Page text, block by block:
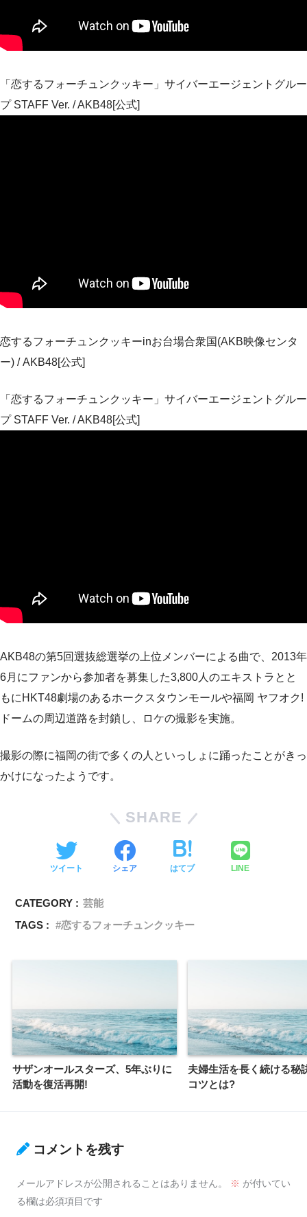
「恋するフォーチュンクッキー」サイバーエージェントグルー
プ STAFF Ver. / AKB48[公式]
恋するフォーチュンクッキーinお台場合衆国(AKB映像センタ
ー) / AKB48[公式]
「恋するフォーチュンクッキー」サイバーエージェントグルー
プ STAFF Ver. / AKB48[公式]
AKB48の第5回選抜総選挙の上位メンバーによる曲で、2013年
6月にファンから参加者を募集した3,800人のエキストラとと
もにHKT48劇場のあるホークスタウンモールや福岡 ヤフオク!
ドームの周辺道路を封鎖し、ロケの撮影を実施。
撮影の際に福岡の街で多くの人といっしょに踊ったことがきっ
かけになったようです。
SHARE
ツイート シェア はてブ LINE
CATEGORY : 芸能
TAGS :
恋するフォーチュンクッキー
サザンオールスターズ、5年ぶりに
活動を復活再開!
夫婦生活を長く続ける秘
コツとは?
コメントを残す
メールアドレスが公開されることはありません。 ※ が付いてい
る欄は必須項目です